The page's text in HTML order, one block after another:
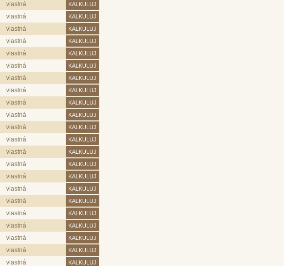
vlastná KALKULUJ
vlastná KALKULUJ
vlastná KALKULUJ
vlastná KALKULUJ
vlastná KALKULUJ
vlastná KALKULUJ
vlastná KALKULUJ
vlastná KALKULUJ
vlastná KALKULUJ
vlastná KALKULUJ
vlastná KALKULUJ
vlastná KALKULUJ
vlastná KALKULUJ
vlastná KALKULUJ
vlastná KALKULUJ
vlastná KALKULUJ
vlastná KALKULUJ
vlastná KALKULUJ
vlastná KALKULUJ
vlastná KALKULUJ
vlastná KALKULUJ
vlastná KALKULUJ